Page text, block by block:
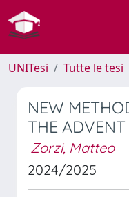
UNITesi Tutte le tesi
NEW
THE ADVENT
Zorzi, Matteo
2024/2025